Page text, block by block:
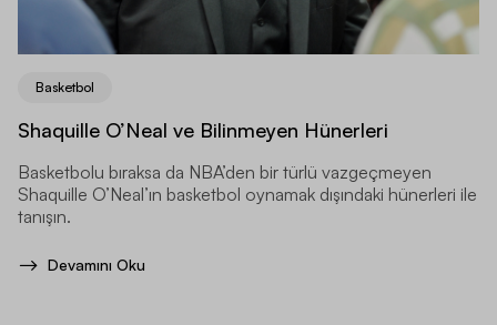
Basketbol
Shaquille O’Neal ve Bilinmeyen Hünerleri
Basketbolu bıraksa da NBA’den bir türlü vazgeçmeyen
Shaquille O’Neal’ın basketbol oynamak dışındaki hünerleri ile
tanışın.
Devamını Oku